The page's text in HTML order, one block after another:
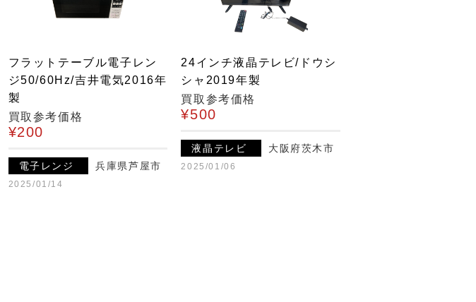
フラットテーブル電子レン
ジ50/60Hz/吉井電気2016年
製
買取参考価格
¥200
電子レンジ 兵庫県芦屋市
2025/01/14
24インチ液晶テレビ/ドウシ
シャ2019年製
買取参考価格
¥500
液晶テレビ 大阪府茨木市
2025/01/06